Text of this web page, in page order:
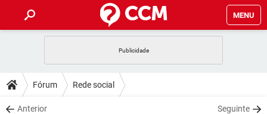
MENU
CELULAR
OUTLOOK
DICAS
JOGOS
DOWNLOADS
Fórum Rede social
Anterior Seguinte